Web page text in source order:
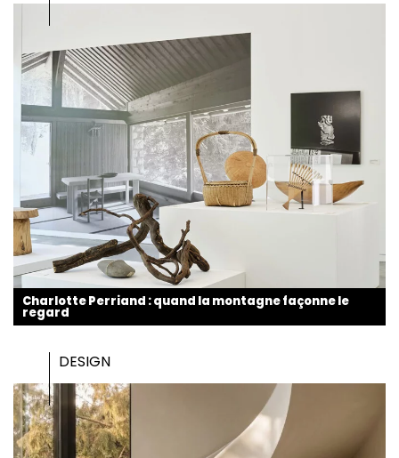
Charlotte Perriand : quand la montagne façonne le
regard
DESIGN